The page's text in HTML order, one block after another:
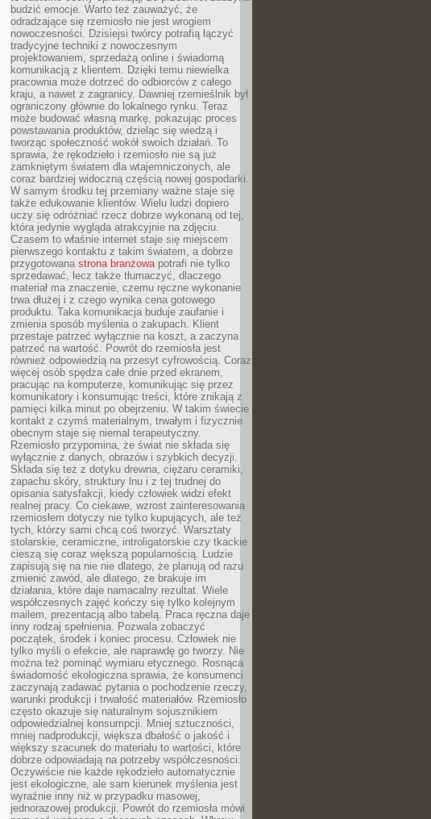
budzić emocje. Warto też zauważyć, że
odradzające się rzemiosło nie jest wrogiem
nowoczesności. Dzisiejsi twórcy potrafią łączyć
tradycyjne techniki z nowoczesnym
projektowaniem, sprzedażą online i świadomą
komunikacją z klientem. Dzięki temu niewielka
pracownia może dotrzeć do odbiorców z całego
kraju, a nawet z zagranicy. Dawniej rzemieślnik był
ograniczony głównie do lokalnego rynku. Teraz
może budować własną markę, pokazując proces
powstawania produktów, dzieląc się wiedzą i
tworząc społeczność wokół swoich działań. To
sprawia, że rękodzieło i rzemiosło nie są już
zamkniętym światem dla wtajemniczonych, ale
coraz bardziej widoczną częścią nowej gospodarki.
W samym środku tej przemiany ważne staje się
także edukowanie klientów. Wielu ludzi dopiero
uczy się odróżniać rzecz dobrze wykonaną od tej,
która jedynie wygląda atrakcyjnie na zdjęciu.
Czasem to właśnie internet staje się miejscem
pierwszego kontaktu z takim światem, a dobrze
przygotowana strona branżowapotrafi nie tylko
sprzedawać, lecz także tłumaczyć, dlaczego
materiał ma znaczenie, czemu ręczne wykonanie
trwa dłużej i z czego wynika cena gotowego
produktu. Taka komunikacja buduje zaufanie i
zmienia sposób myślenia o zakupach. Klient
przestaje patrzeć wyłącznie na koszt, a zaczyna
patrzeć na wartość. Powrót do rzemiosła jest
również odpowiedzią na przesyt cyfrowością. Coraz
więcej osób spędza całe dnie przed ekranem,
pracując na komputerze, komunikując się przez
komunikatory i konsumując treści, które znikają z
pamięci kilka minut po obejrzeniu. W takim świecie
kontakt z czymś materialnym, trwałym i fizycznie
obecnym staje się niemal terapeutyczny.
Rzemiosło przypomina, że świat nie składa się
wyłącznie z danych, obrazów i szybkich decyzji.
Składa się też z dotyku drewna, ciężaru ceramiki,
zapachu skóry, struktury lnu i z tej trudnej do
opisania satysfakcji, kiedy człowiek widzi efekt
realnej pracy. Co ciekawe, wzrost zainteresowania
rzemiosłem dotyczy nie tylko kupujących, ale też
tych, którzy sami chcą coś tworzyć. Warsztaty
stolarskie, ceramiczne, introligatorskie czy tkackie
cieszą się coraz większą popularnością. Ludzie
zapisują się na nie nie dlatego, że planują od razu
zmienić zawód, ale dlatego, że brakuje im
działania, które daje namacalny rezultat. Wiele
współczesnych zajęć kończy się tylko kolejnym
mailem, prezentacją albo tabelą. Praca ręczna daje
inny rodzaj spełnienia. Pozwala zobaczyć
początek, środek i koniec procesu. Człowiek nie
tylko myśli o efekcie, ale naprawdę go tworzy. Nie
można też pominąć wymiaru etycznego. Rosnąca
świadomość ekologiczna sprawia, że konsumenci
zaczynają zadawać pytania o pochodzenie rzeczy,
warunki produkcji i trwałość materiałów. Rzemiosło
często okazuje się naturalnym sojusznikiem
odpowiedzialnej konsumpcji. Mniej sztuczności,
mniej nadprodukcji, większa dbałość o jakość i
większy szacunek do materiału to wartości, które
dobrze odpowiadają na potrzeby współczesności.
Oczywiście nie każde rękodzieło automatycznie
jest ekologiczne, ale sam kierunek myślenia jest
wyraźnie inny niż w przypadku masowej,
jednorazowej produkcji. Powrót do rzemiosła mówi